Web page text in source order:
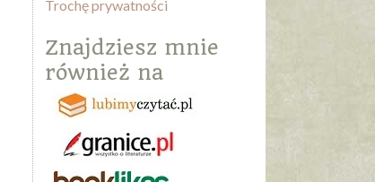
Trochę prywatności
Znajdziesz mnie
również na